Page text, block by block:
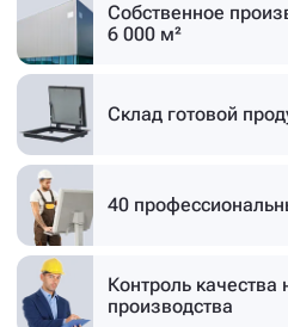
Собственное
6 000 м²
Склад готовой
40
Контроль качества
производства